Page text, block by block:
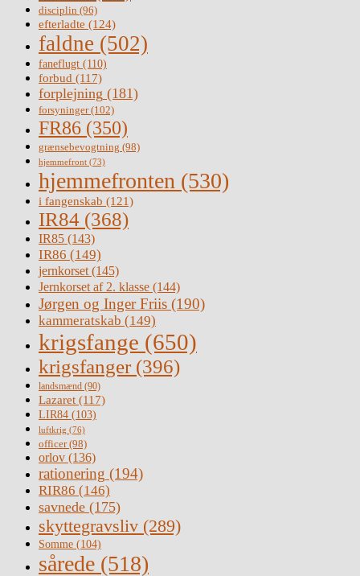
disciplin (96)
efterladte (124)
faldne (502)
faneflugt (110)
forbud (117)
forplejning (181)
forsyninger(102)
FR86 (350)
grænsebevogtning (98)
hjemmefront (73)
hjemmefronten (530)
i fangenskab (121)
IR84 (368)
IR85 (143)
IR86 (149)
jernkorset(145)
Jernkorset af 2. klasse (144)
Jørgen og Inger Friis (190)
kammeratskab (149)
krigsfange (650)
krigsfanger (396)
landsmænd (90)
Lazaret (117)
LIR84 (103)
luftkrig (76)
officer(98)
orlov (136)
rationering (194)
RIR86 (146)
savnede (175)
skyttegravsliv (289)
Somme (104)
sårede (518)